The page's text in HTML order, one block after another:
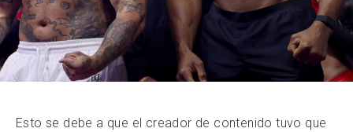
Esto se debe a que el creador de contenido tuvo que